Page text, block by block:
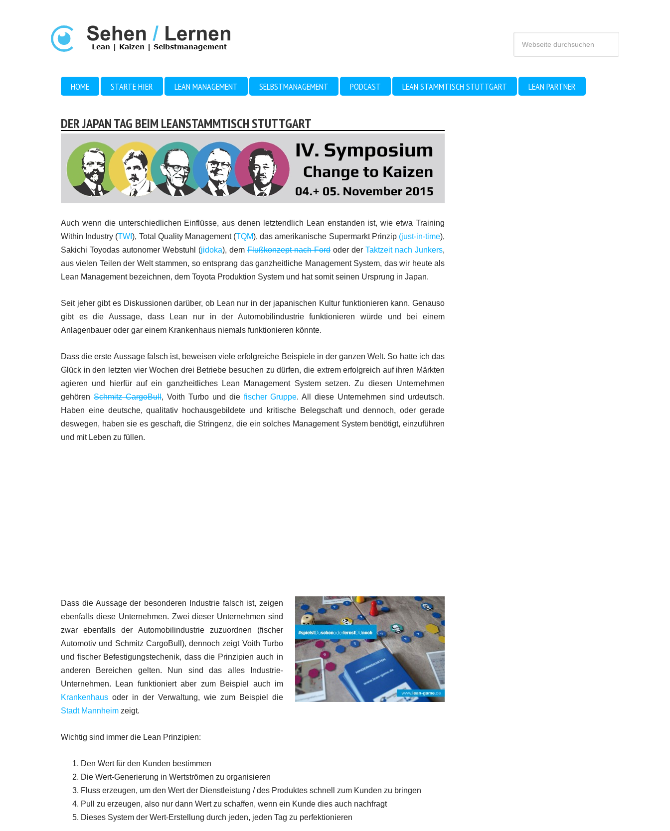
HOME STARTE HIER LEAN MANAGEMENT SELBSTMANAGEMENT PODCAST LEAN STAMMTISCH STUTTGART LEAN PARTNER
DER JAPAN TAG BEIM LEANSTAMMTISCH STUTTGART
Auch wenn die unterschiedlichen Einflüsse, aus denen letztendlich Lean enstanden ist, wie etwa Training
Within Industry (TWI), Total Quality Management (TQM), das amerikanische Supermarkt Prinzip (just-in-time),
Sakichi Toyodas autonomer Webstuhl (jidoka), dem Flußkonzept nach Ford oder der Taktzeit nach Junkers,
aus vielen Teilen der Welt stammen, so entsprang das ganzheitliche Management System, das wir heute als
Lean Management bezeichnen, dem Toyota Produktion System und hat somit seinen Ursprung in Japan.
Seit jeher gibt es Diskussionen darüber, ob Lean nur in der japanischen Kultur funktionieren kann. Genauso
gibt es die Aussage, dass Lean nur in der Automobilindustrie funktionieren würde und bei einem
Anlagenbauer oder gar einem Krankenhaus niemals funktionieren könnte.
Dass die erste Aussage falsch ist, beweisen viele erfolgreiche Beispiele in der ganzen Welt. So hatte ich das
Glück in den letzten vier Wochen drei Betriebe besuchen zu dürfen, die extrem erfolgreich auf ihren Märkten
agieren und hierfür auf ein ganzheitliches Lean Management System setzen. Zu diesen Unternehmen
gehören Schmitz CargoBull, Voith Turbo und die fischer Gruppe. All diese Unternehmen sind urdeutsch.
Haben eine deutsche, qualitativ hochausgebildete und kritische Belegschaft und dennoch, oder gerade
deswegen, haben sie es geschaft, die Stringenz, die ein solches Management System benötigt, einzuführen
und mit Leben zu füllen.
Dass die Aussage der besonderen Industrie falsch ist, zeigen
ebenfalls diese Unternehmen. Zwei dieser Unternehmen sind
zwar ebenfalls der Automobilindustrie zuzuordnen (fischer
Automotiv und Schmitz CargoBull), dennoch zeigt Voith Turbo
und fischer Befestigungstechenik, dass die Prinzipien auch in
anderen Bereichen gelten. Nun sind das alles Industrie-
Unternehmen. Lean funktioniert aber zum Beispiel auch im
Krankenhaus oder in der Verwaltung, wie zum Beispiel die
Stadt Mannheim zeigt.
Wichtig sind immer die Lean Prinzipien:
Den Wert für den Kunden bestimmen
Die Wert-Generierung in Wertströmen zu organisieren
Fluss erzeugen, um den Wert der Dienstleistung / des Produktes schnell zum Kunden zu bringen
Pull zu erzeugen, also nur dann Wert zu schaffen, wenn ein Kunde dies auch nachfragt
Dieses System der Wert-Erstellung durch jeden, jeden Tag zu perfektionieren